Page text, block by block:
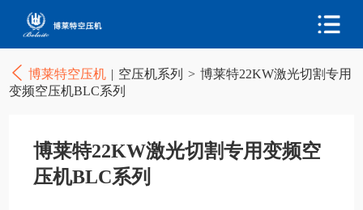
博莱特空压机 | 空压机系列 > 博莱特22KW激光切割专用
变频空压机BLC系列
博莱特22KW激光切割专用变频空
压机BLC系列